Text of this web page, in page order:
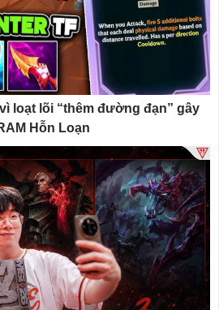
loạt lõi “thêm đường đạn” gây
Hỗn Loạn